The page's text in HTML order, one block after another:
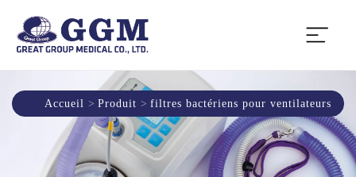
Accueil Produit filtres bactériens pour ventilateurs